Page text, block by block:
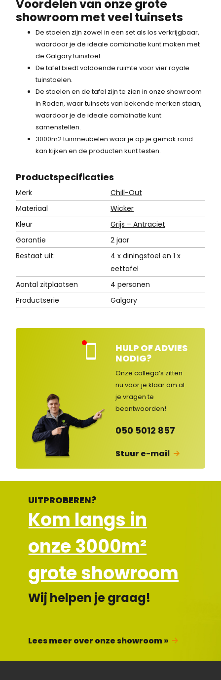
Voordelen van onze grote
showroom met veel tuinsets
De stoelen zijn zowel in een set als los verkrijgbaar,
waardoor je de ideale combinatie kunt maken met
de Galgary tuinstoel.
De tafel biedt voldoende ruimte voor vier royale
tuinstoelen.
De stoelen en de tafel zijn te zien in onze showroom
in Roden, waar tuinsets van bekende merken staan,
waardoor je de ideale combinatie kunt
samenstellen.
3000m2 tuinmeubelen waar je op je gemak rond
kan kijken en de producten kunt testen.
Productspecificaties
Merk
Chill-Out
Materiaal
Wicker
Kleur
Grijs – Antraciet
Garantie
2 jaar
Bestaat uit:
4 x diningstoel en 1 x
eettafel
Aantal zitplaatsen
4 personen
Productserie
Galgary
nte
en
HULP OF ADVIES
NODIG?
Onze collega’s zitten
nu voor je klaar om al
je vragen te
beantwoorden!
050 5012 857
Stuur e-mail
UITPROBEREN?
Kom langs in
onze 3000m²
grote showroom
Wij helpen je graag!
Lees meer over onze showroom »